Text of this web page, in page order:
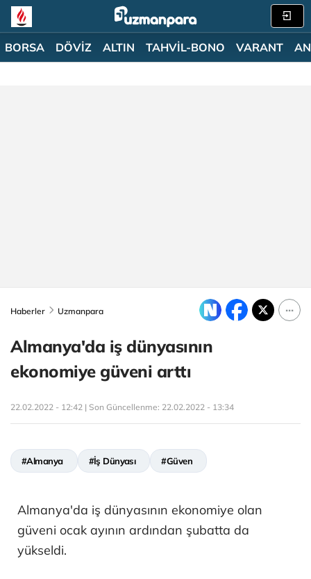
BORSA DÖVİZ ALTIN TAHVİL-BONO VARANT
Haberler Uzmanpara
Almanya'da iş dünyasının
ekonomiye güveni arttı
22.02.2022 - 12:42 | Son Güncellenme: 22.02.2022 - 13:34
#Almanya #İş Dünyası #Güven
Almanya'da iş dünyasının ekonomiye olan
güveni ocak ayının ardından şubatta da
yükseldi.